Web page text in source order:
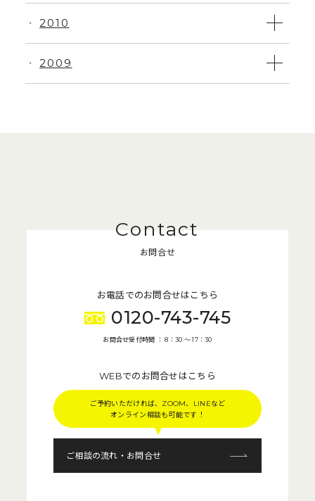
・ 2009
・ 2010
お問合せ
お電話でのお問合せはこちら
0120-743-745
お問合せ受付時間 ： 8：30 〜 17：30
WEBでのお問合せはこちら
ご予約いただければ、ZOOM、LINEなど
オンライン相談も可能です！
ご相談の流れ・お問合せ